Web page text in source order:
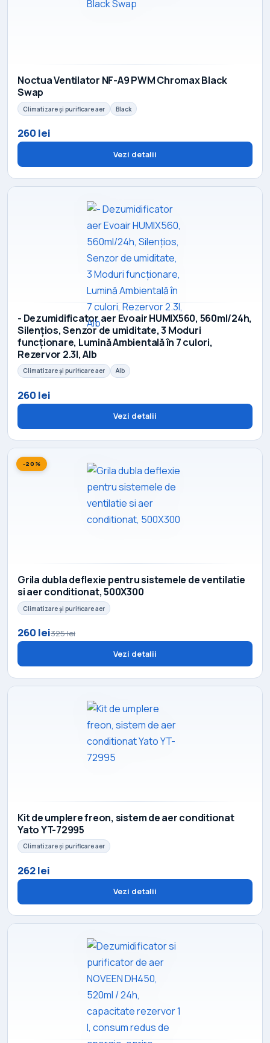
Noctua Ventilator NF-A9 PWM Chromax Black
Swap
Climatizare și purificare aer Black
260 lei
Vezi detalii
- Dezumidificator aer Evoair HUMIX560, 560ml/24h,
Silențios, Senzor de umiditate, 3 Moduri
funcționare, Lumină Ambientală în 7 culori,
Rezervor 2.3l, Alb
Climatizare și purificare aer Alb
260 lei
Vezi detalii
-20%
Grila dubla deflexie pentru sistemele de ventilatie
si aer conditionat, 500X300
Climatizare și purificare aer
260 lei325 lei
Vezi detalii
Kit de umplere freon, sistem de aer conditionat
Yato YT-72995
Climatizare și purificare aer
262 lei
Vezi detalii